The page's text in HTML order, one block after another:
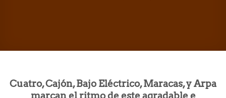
Cuatro, Cajón, Bajo Eléctrico, Maracas, y Arpa